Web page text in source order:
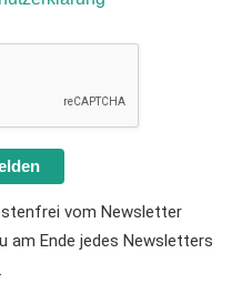
vom Newsletter
am Ende jedes Newsletters